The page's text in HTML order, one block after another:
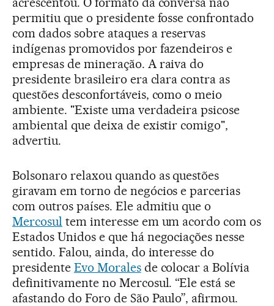
permitiu que o presidente fosse confrontado
com dados sobre ataques a reservas
indígenas promovidos por fazendeiros e
empresas de mineração. A raiva do
presidente brasileiro era clara contra as
questões desconfortáveis, como o meio
ambiente. "Existe uma verdadeira psicose
ambiental que deixa de existir comigo",
advertiu.
Bolsonaro relaxou quando as questões
giravam em torno de negócios e parcerias
com outros países. Ele admitiu que o
Mercosul tem interesse em um acordo com os
Estados Unidos e que há negociações nesse
sentido. Falou, ainda, do interesse do
presidente Evo Moralesde colocar a Bolívia
definitivamente no Mercosul. “Ele está se
afastando do Foro de São Paulo”, afirmou.